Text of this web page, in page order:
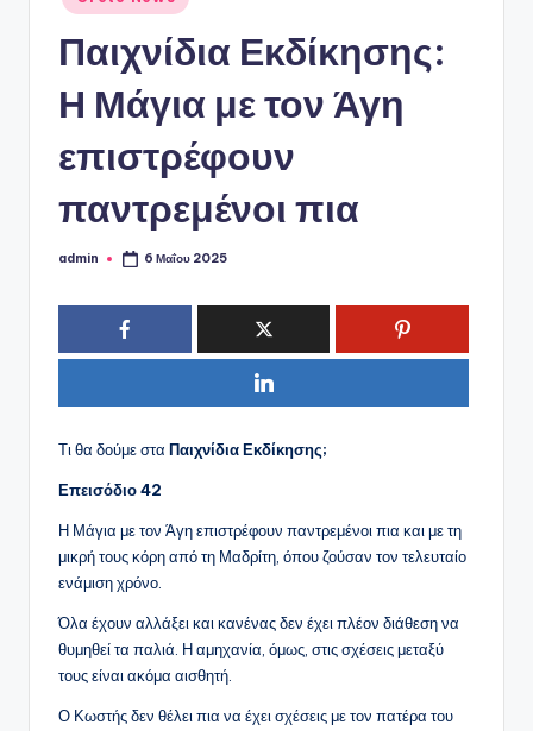
σε
Παιχνίδια Εκδίκησης:
Η Μάγια με τον Άγη
επιστρέφουν
παντρεμένοι πια
Συγγραφέας:
admin 6 Μαΐου 2025
Τι θα δούμε στα Παιχνίδια Εκδίκησης;
Επεισόδιο 42
Η Μάγια με τον Άγη επιστρέφουν παντρεμένοι πια και με τη
μικρή τους κόρη από τη Μαδρίτη, όπου ζούσαν τον τελευταίο
ενάμιση χρόνο.
Όλα έχουν αλλάξει και κανένας δεν έχει πλέον διάθεση να
θυμηθεί τα παλιά. Η αμηχανία, όμως, στις σχέσεις μεταξύ
τους είναι ακόμα αισθητή.
Ο Κωστής δεν θέλει πια να έχει σχέσεις με τον πατέρα του